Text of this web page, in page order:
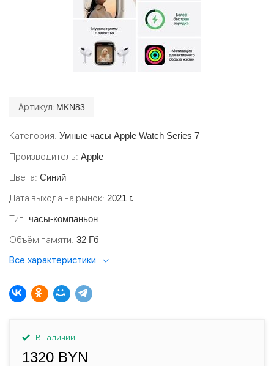
Артикул: MKN83
Категория Умные часы Apple Watch Series 7
Производитель Apple
Цвета Синий
Дата выхода на рынок 2021 г.
Тип часы-компаньон
Объём памяти 32 Гб
Все характеристики
В наличии
1320 BYN